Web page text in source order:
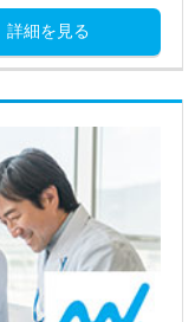
詳細を見る